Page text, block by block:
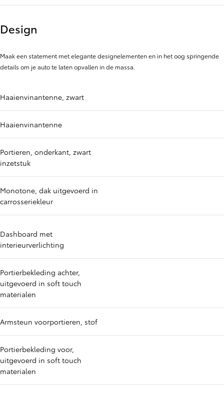
Design
Maak een statement met elegante designelementen en in het oog springende
details om je auto te laten opvallen in de massa.
Haaienvinantenne, zwart
Haaienvinantenne
Portieren, onderkant, zwart
inzetstuk
Monotone, dak uitgevoerd in
carrosseriekleur
Dashboard met
interieurverlichting
Portierbekleding achter,
uitgevoerd in soft touch
materialen
Armsteun voorportieren, stof
Portierbekleding voor,
uitgevoerd in soft touch
materialen